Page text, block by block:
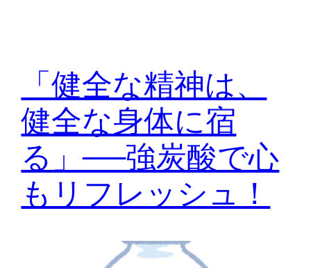
「健全な精神は、
健全な身体に宿
る」──強炭酸で心
もリフレッシュ！